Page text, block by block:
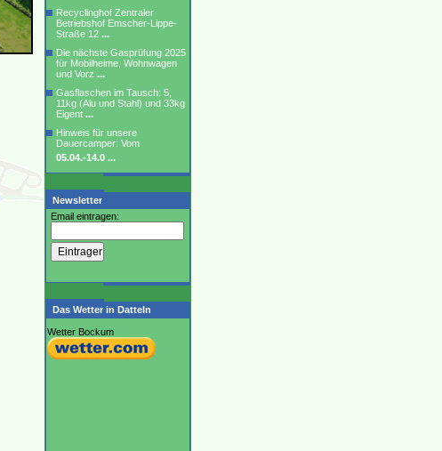
Recyclinghof Zentraler
Betriebshof Emscher-Lippe-
Straße 12 ...
Die nächste Gasprüfung 2025
für Mobilheime, Wohnwagen
und Vorz ...
Gasflaschen im Tausch: 5,
11kg (Alu und Stahl) und 33kg
Eigent ...
Hinweis für unsere
Dauercamper: Vom
05.04.-14.0 ...
Newsletter
Email eintragen:
Das Wetter in Datteln
Wetter Bockum